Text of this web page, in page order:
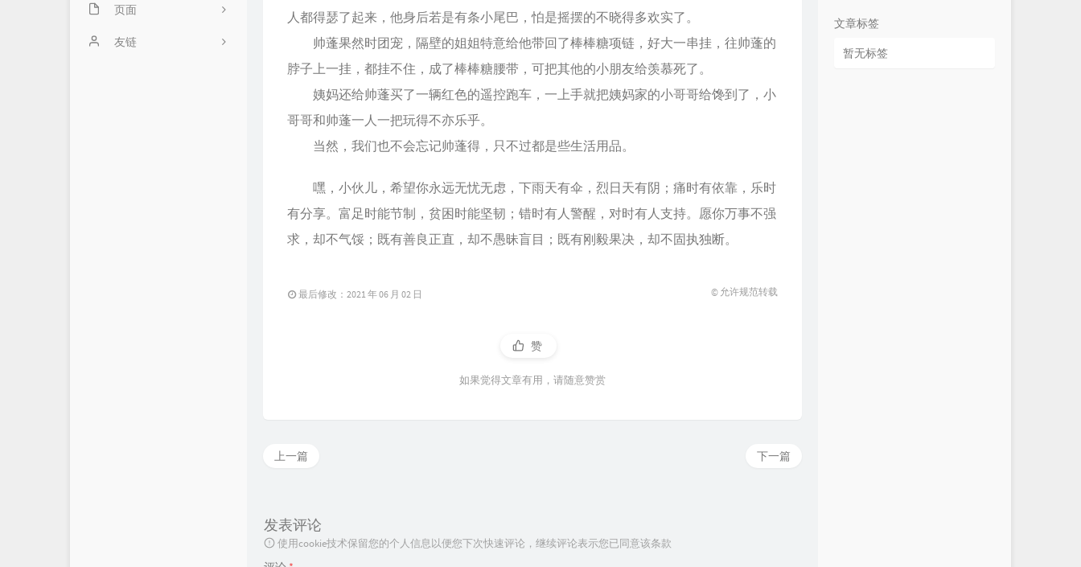
页面
友情链接
友链
人都得瑟了起来，他身后若是有条小尾巴，怕是摇摆的不晓得多欢实了。
帅蓬果然时团宠，隔壁的姐姐特意给他带回了棒棒糖项链，好大一串挂，往帅蓬的
脖子上一挂，都挂不住，成了棒棒糖腰带，可把其他的小朋友给羡慕死了。
姨妈还给帅蓬买了一辆红色的遥控跑车，一上手就把姨妈家的小哥哥给馋到了，小
哥哥和帅蓬一人一把玩得不亦乐乎。
当然，我们也不会忘记帅蓬得，只不过都是些生活用品。
嘿，小伙儿，希望你永远无忧无虑，下雨天有伞，烈日天有阴；痛时有依靠，乐时
有分享。富足时能节制，贫困时能坚韧；错时有人警醒，对时有人支持。愿你万事不强
求，却不气馁；既有善良正直，却不愚昧盲目；既有刚毅果决，却不固执独断。
最后修改：2021 年 06 月 02 日 © 允许规范转载
赞
如果觉得文章有用，请随意赞赏
下一篇
上一篇
发表评论
使用cookie技术保留您的个人信息以便您下次快速评论，继续评论表示您已同意该条款
文章标签
暂无标签